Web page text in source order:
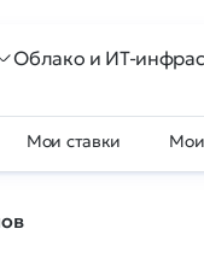
Облако и ИТ-
Мои ставки